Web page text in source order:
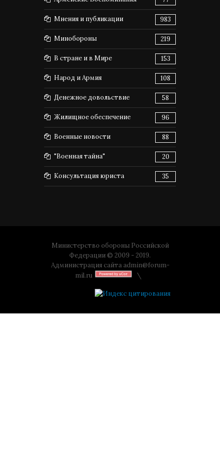
Мнения и публикации 983
Минобороны 219
В стране и в Мире 153
Народ и Армия 108
Денежное довольствие 58
Жилищное обеспечение 96
Военные новости 88
"Военная тайна" 20
Консультация юриста 35
Министерство обороны Российской
Федерации © 2009 - 2019.
Администрация сайта admin@forum-
mil.ru